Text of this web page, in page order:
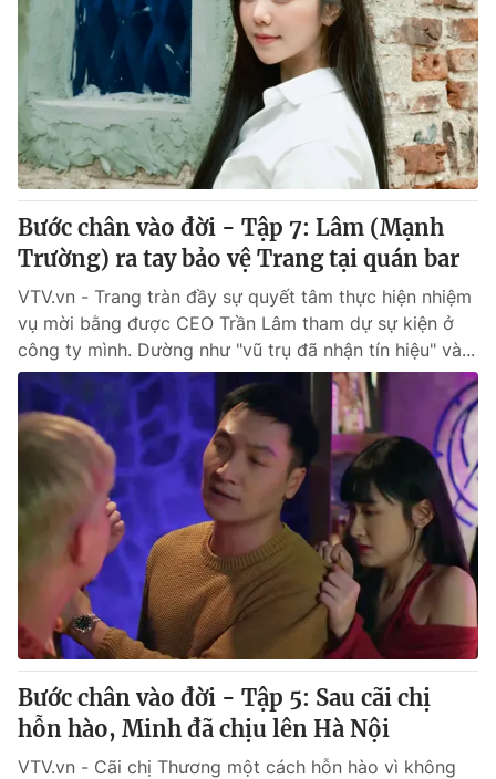
Video Shorts video
VTV Money VTV Thể thao
VTV Sức khoẻ Bất động sản
Thị trường 24h Tấm lòng Việt
VTV4 Vươn mình bằng AI
VTV9 VTV8
Liên hệ tòa soạn English
THỜI BÁO VTV
Theo dõi báo trên
Cơ quan chủ quản:
Đài Truyền hình Việt Nam
Cơ quan báo chí:Thời báo VTV
Giấy phép hoạt động báo in và báo điện tử số 483/GP-BTTTT
cấp ngày 29/12/2023
Tổng Biên tập: Vũ Thanh Thủy
Bước chân vào đời - Tập 7: Lâm (Mạnh
Trường) ra tay bảo vệ Trang tại quán bar
VTV.vn - Trang tràn đầy sự quyết tâm thực hiện nhiệm
vụ mời bằng được CEO Trần Lâm tham dự sự kiện ở
công ty mình. Dường như "vũ trụ đã nhận tín hiệu" và...
Bước chân vào đời - Tập 5: Sau cãi chị
hỗn hào, Minh đã chịu lên Hà Nội
VTV.vn - Cãi chị Thương một cách hỗn hào vì không